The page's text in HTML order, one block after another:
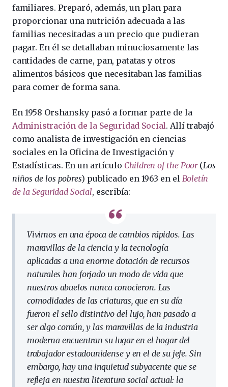
familiares. Preparó, además, un plan para
proporcionar una nutrición adecuada a las
familias necesitadas a un precio que pudieran
pagar. En él se detallaban minuciosamente las
cantidades de carne, pan, patatas y otros
alimentos básicos que necesitaban las familias
para comer de forma sana.
En 1958 Orshansky pasó a formar parte de la
Administración de la Seguridad Social. Allí trabajó
como analista de investigación en ciencias
sociales en la Oficina de Investigación y
Estadísticas. En un artículo Children of the Poor(Los
niños de los pobres) publicado en 1963 en el Boletín
de la Seguridad Social, escribía:
Vivimos en una época de cambios rápidos. Las
maravillas de la ciencia y la tecnología
aplicadas a una enorme dotación de recursos
naturales han forjado un modo de vida que
nuestros abuelos nunca conocieron. Las
comodidades de las criaturas, que en su día
fueron el sello distintivo del lujo, han pasado a
ser algo común, y las maravillas de la industria
moderna encuentran su lugar en el hogar del
trabajador estadounidense y en el de su jefe. Sin
embargo, hay una inquietud subyacente que se
refleja en nuestra literatura social actual: la